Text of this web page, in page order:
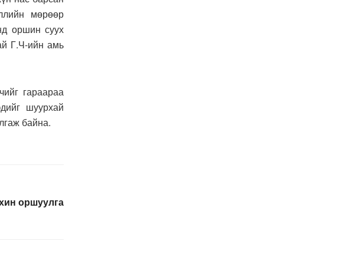
мөрөөр
оршин суух
Г.Ч-ийн амь
гараараа
шуурхай
байна.
оршуулга